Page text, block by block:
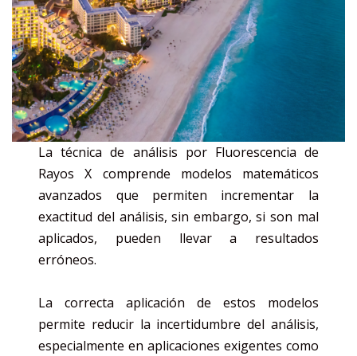
La técnica de análisis por Fluorescencia de
Rayos X comprende modelos matemáticos
avanzados que permiten incrementar la
exactitud del análisis, sin embargo, si son mal
aplicados, pueden llevar a resultados
erróneos.
La correcta aplicación de estos modelos
permite reducir la incertidumbre del análisis,
especialmente en aplicaciones exigentes como